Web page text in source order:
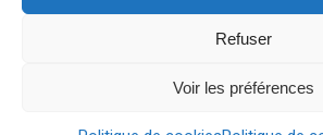
Refuser
Voir les préférences
Contact